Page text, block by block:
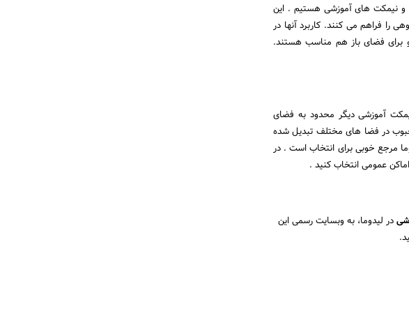
و نیمکت های آموزشی هستیم . این
فراهم می کنند. کاربرد آنها در
برای فضای باز هم مناسب هستند.
آموزشی دیگر محدود به فضای
در فضا های مختلف تبدیل شده
مرجع خوبی برای انتخاب است . در
عمومی انتخاب کنید .
در لیدوما، به وبسایت رسمی این